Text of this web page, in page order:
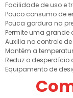
Facilidade de uso e
Pouco consumo de
Pouca gordura na
Permite uma
Auxilia no controle
Mantém a
Reduz o desperdício
Equipamento de